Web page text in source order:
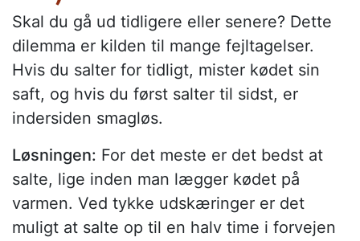
Skal du gå ud tidligere eller senere? Dette
dilemma er kilden til mange fejltagelser.
Hvis du salter for tidligt, mister kødet sin
saft, og hvis du først salter til sidst, er
indersiden smagløs.
Løsningen: For det meste er det bedst at
salte, lige inden man lægger kødet på
varmen. Ved tykke udskæringer er det
muligt at salte op til en halv time i forvejen